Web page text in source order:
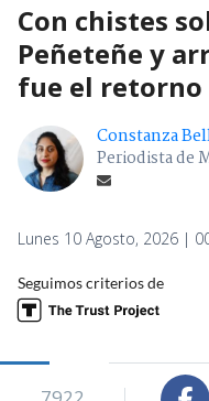
Con chistes
Peñeteñe y
fue el retorno
Constanza
Periodista de
Lunes 10 Agosto, 2026 |
Seguimos criterios de